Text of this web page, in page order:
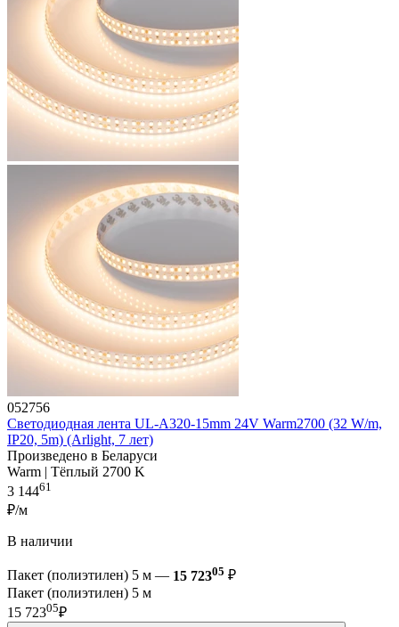
052756
Светодиодная лента UL-A320-15mm 24V Warm2700 (32 W/m,
IP20, 5m) (Arlight, 7 лет)
Произведено в Беларуси
Warm | Тёплый 2700 K
3 14461
₽/м
В наличии
Пакет (полиэтилен) 5 м — 15 72305 ₽
Пакет (полиэтилен) 5 м
15 72305₽